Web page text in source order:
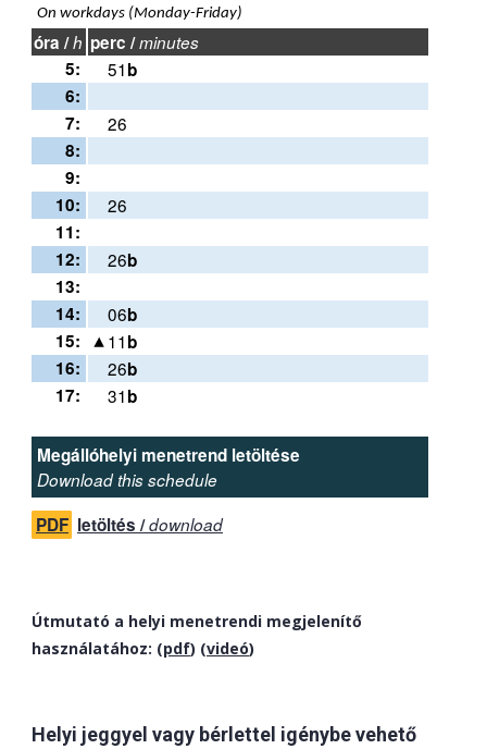
On workdays (Monday-Friday)
óra /h perc /minutes
5: 51b
6:
7:
26
8:
9:
10:
26
11:
12:
26b
13:
14:
06b
15:
11b
16:
26b
17:
31b
Megállóhelyi menetrend letöltése
Download this schedule
PDF letöltés /download
Útmutató a helyi menetrendi megjelenítő
használatához: (pdf) (videó)
Helyi jeggyel vagy bérlettel igénybe vehető